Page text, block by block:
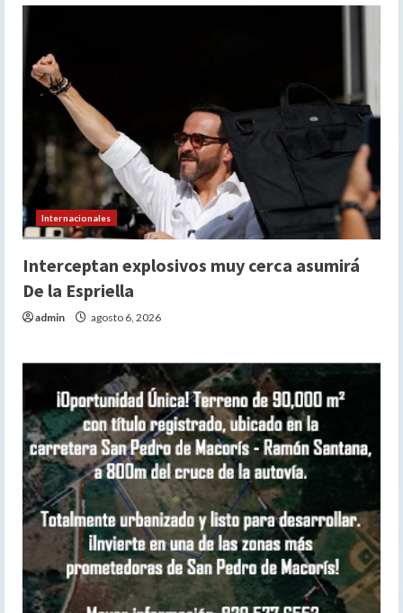
Internacionales
Interceptan explosivos muy cerca asumirá
De la Espriella
admin agosto 6, 2026